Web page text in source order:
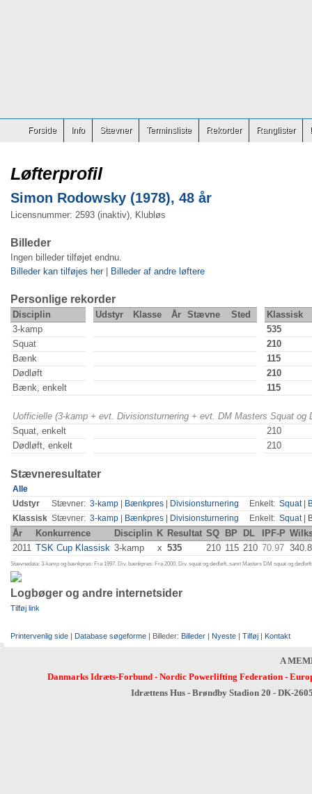
Forside Info Stævner Terminsliste Rekorder Ranglister
Løfterprofil
Simon Rodowsky (1978), 48 år
Licensnummer: 2593 (inaktiv), Klubløs
Billeder
Ingen billeder tilføjet endnu.
Billeder kan tilføjes her| Billeder af andre løftere
Personlige rekorder
Disciplin Udstyr Klasse År Stævne Sted
Klassisk
3-kamp
535
Squat
210
Bænk
115
Dødløft
210
Bænk, enkelt
115
Uofficielle (3-kamp + evt. Divisionsturnering + evt. DM Masters Squat
Squat, enkelt
210
Dødløft, enkelt
210
Stævneresultater
Alle
Udstyr
Stævner: 3-kamp Bænkpres Divisionsturnering Enkelt: Squat|
Klassisk Stævner: 3-kamp Bænkpres Divisionsturnering Enkelt: Squat|
År Konkurrence Disciplin K Resultat SQ BP DL IPF-P
2011 TSK Cup Klassisk 3-kamp x 535 210 115 210 70.97
Stævnedata: 3-kamp og bænkpres: Fra 1997. Div. bænkpres: Fra 2000. Div. squat og dødløft, samt Masters DM squat og
Logbøger og andre internetsider
Tilføj link
Printervenlig side | Database søgeforme | Billeder: Billeder | Nyeste | Tilføj | Kontakt
A
Danmarks Idræts-Forbund- Nordic Powerlifting Federation-
Idrættens Hus - Brøndby Stadion 20 - DK-